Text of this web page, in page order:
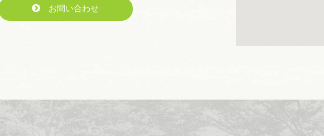
お問い合わせ